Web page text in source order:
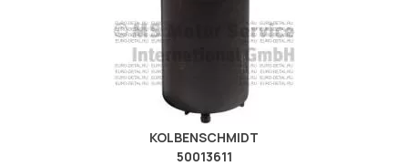
KOLBENSCHMIDT
50013611